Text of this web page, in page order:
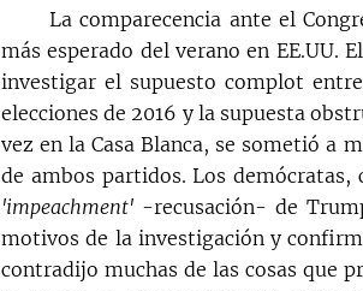
La comparecencia ante el
más esperado del verano en EE.UU.
investigar el supuesto complot
elecciones de 2016 y la supuesta
vez en la Casa Blanca, se sometió a
de ambos partidos. Los
'impeachment' -recusación- de
motivos de la investigación y
contradijo muchas de las cosas que